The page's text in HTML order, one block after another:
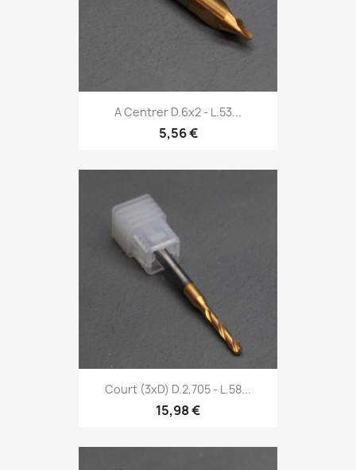
A Centrer D.6x2 - L.53...
5,56 €
Court (3xD) D.2,705 - L.58...
15,98 €